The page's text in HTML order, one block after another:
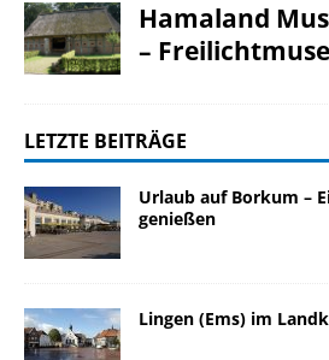
Hamaland
–
LETZTE BEITRÄGE
Urlaub auf Borkum –
genießen
Lingen (Ems) im